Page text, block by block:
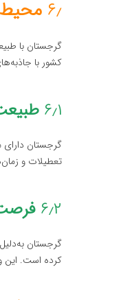
۶٫
گرجستان با
کشور با
۶٫۱
گرجستان
تعطیلات و
۶٫۲
گرجستان
کرده است. این